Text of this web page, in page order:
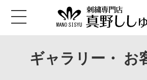
ギャラリー・ お